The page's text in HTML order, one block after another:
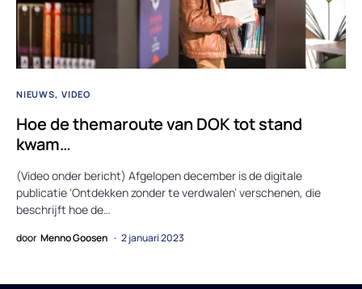
NIEUWS VIDEO
Hoe de themaroute van DOK tot stand
kwam…
(Video onder bericht) Afgelopen december is de digitale
publicatie ‘Ontdekken zonder te verdwalen’ verschenen, die
beschrijft hoe de…
door Menno Goosen 2 januari 2023